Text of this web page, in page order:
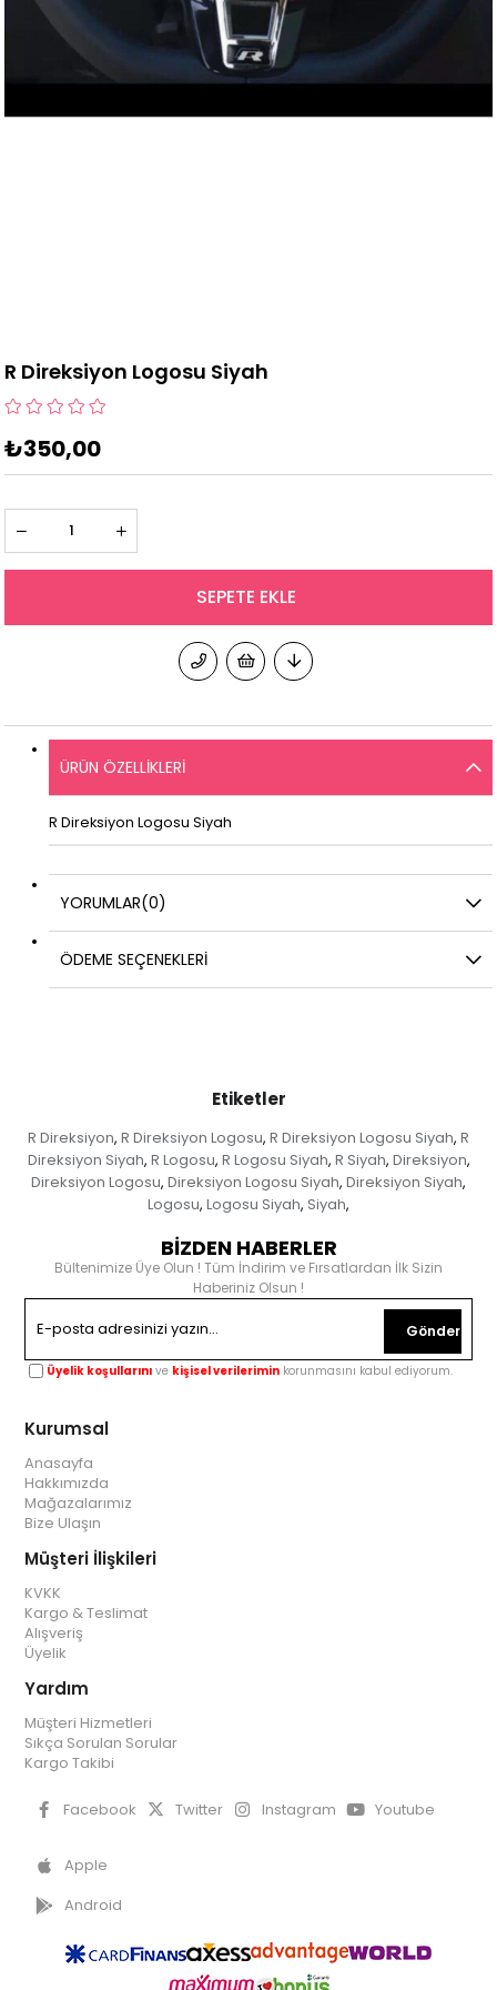
R Direksiyon Logosu Siyah
₺350,00
ÜRÜN ÖZELLIKLERI
R Direksiyon Logosu Siyah
YORUMLAR(0)
ÖDEME SEÇENEKLERI
Etiketler
R Direksiyon, R Direksiyon Logosu, R Direksiyon Logosu Siyah, R
Direksiyon Siyah, R Logosu, R Logosu Siyah, R Siyah, Direksiyon,
Direksiyon Logosu, Direksiyon Logosu Siyah, Direksiyon Siyah,
Logosu, Logosu Siyah, Siyah,
BİZDEN HABERLER
Bültenimize Üye Olun ! Tüm İndirim ve Fırsatlardan İlk Sizin
Haberiniz Olsun !
Gönder
Üyelik koşullarını ve kişisel verilerimin korunmasını kabul ediyorum.
Kurumsal
Anasayfa
Hakkımızda
Mağazalarımız
Bize Ulaşın
Müşteri İlişkileri
KVKK
Kargo & Teslimat
Alışveriş
Üyelik
Yardım
Müşteri Hizmetleri
Sıkça Sorulan Sorular
Kargo Takibi
Facebook Twitter Instagram Youtube
Apple
Android